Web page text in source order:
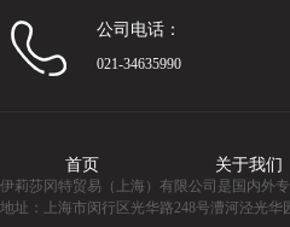
公司电话：
021-34635990
首页 关于我们
伊莉莎冈特贸易（上海）有限公司是国内外
地址：上海市闵行区光华路248号漕河泾光华